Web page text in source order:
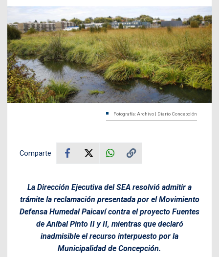
Fotografía: Archivo | Diario Concepción
Comparte
La Dirección Ejecutiva del SEA resolvió admitir a
trámite la reclamación presentada por el Movimiento
Defensa Humedal Paicaví contra el proyecto Fuentes
de Aníbal Pinto II y II, mientras que declaró
inadmisible el recurso interpuesto por la
Municipalidad de Concepción.